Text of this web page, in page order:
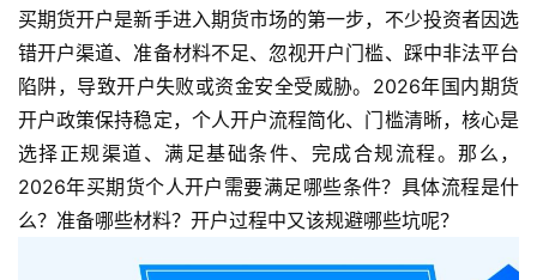
买期货开户是新手进入期货市场的第一步，不少投资者因选
错开户渠道、准备材料不足、忽视开户门槛、踩中非法平台
陷阱，导致开户失败或资金安全受威胁。2026年国内期货
开户政策保持稳定，个人开户流程简化、门槛清晰，核心是
选择正规渠道、满足基础条件、完成合规流程。那么，
2026年买期货个人开户需要满足哪些条件？具体流程是什
么？准备哪些材料？开户过程中又该规避哪些坑呢？